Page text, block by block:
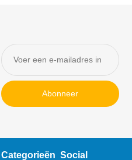
Abonneer
Categorieën Social